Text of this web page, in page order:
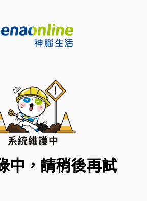
中，請稍後再試